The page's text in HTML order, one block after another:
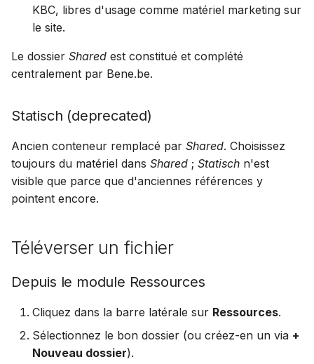
KBC, libres d'usage comme matériel marketing sur
le site.
Le dossier Shared est constitué et complété
centralement par Bene.be.
Statisch (deprecated)
Ancien conteneur remplacé par Shared. Choisissez
toujours du matériel dans Shared ; Statisch n'est
visible que parce que d'anciennes références y
pointent encore.
Téléverser un fichier
Depuis le module Ressources
Cliquez dans la barre latérale sur Ressources.
Sélectionnez le bon dossier (ou créez-en un via +
Nouveau dossier).